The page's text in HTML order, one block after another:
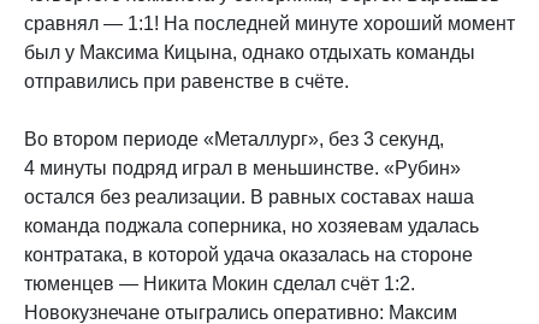
сравнял — 1:1! На последней минуте хороший момент
был у Максима Кицына, однако отдыхать команды
отправились при равенстве в счёте.
Во втором периоде «Металлург», без 3 секунд,
4 минуты подряд играл в меньшинстве. «Рубин»
остался без реализации. В равных составах наша
команда поджала соперника, но хозяевам удалась
контратака, в которой удача оказалась на стороне
тюменцев — Никита Мокин сделал счёт 1:2.
Новокузнечане отыгрались оперативно: Максим